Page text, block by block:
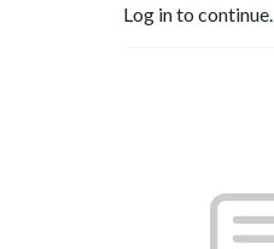
Log in to continue.